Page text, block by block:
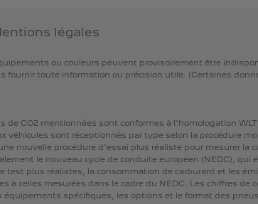
légales
ou couleurs peuvent provisoirement être
fournir toute information ou précision utile. (Certaines
de CO2 mentionnées sont conformes à l'homologation
véhicules sont réceptionnés par type selon la procédure
nouvelle procédure d'essai plus réaliste pour mesurer la
le nouveau cycle de conduite européen (NEDC), qui
test plus réalistes, la consommation de carburant et les
à celles mesurées dans le cadre du NEDC. Les chiffres de
équipements spécifiques, les options et le format des